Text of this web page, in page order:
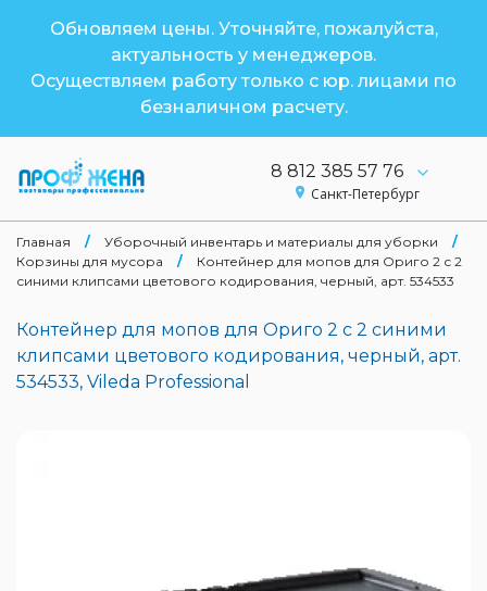
Обновляем цены. Уточняйте, пожалуйста,
актуальность у менеджеров.
Осуществляем работу только с юр. лицами по
безналичном расчету.
8 812 385 57 76
Санкт-Петербург
Главная / Уборочный инвентарь и материалы для уборки
/
Корзины для мусора
/
Контейнер для мопов для Ориго 2 с 2
синими клипсами цветового кодирования, черный, арт. 534533
Контейнер для мопов для Ориго 2 с 2 синими
клипсами цветового кодирования, черный, арт.
534533, Vileda Professional